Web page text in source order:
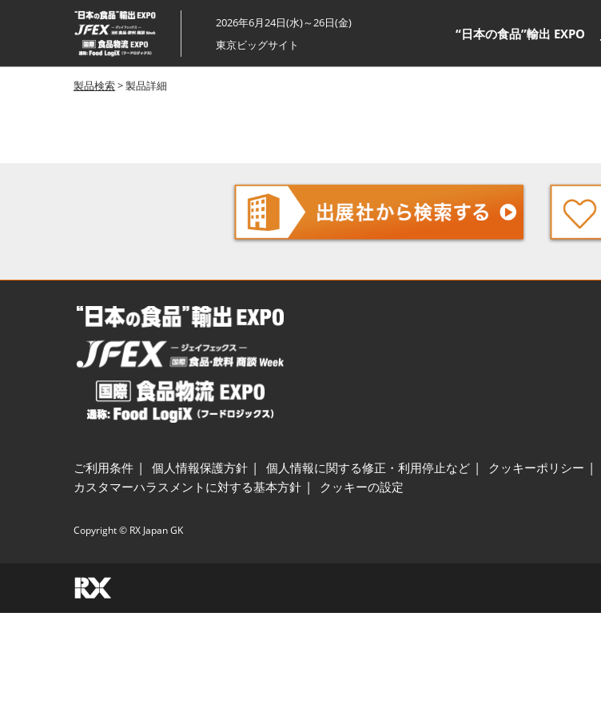
ス
キ
ッ
プ
し
2026年6月24日(水)～26日(金)
東京ビッグサイト
“日本の食品”輸出 EXPO
製品検索> 製品詳細
ご利用条件 個人情報保護方針 個人情報に関する修正・利用停止など クッキーポリシー
カスタマーハラスメントに対する基本方針
クッキーの設定
Copyright © RX Japan GK